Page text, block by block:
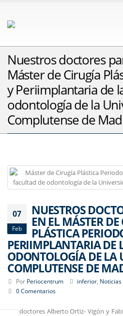
Nuestros doctores
Máster de Cirugía
y Periimplantaria de
odontología de la
Complutense de
07
Feb
NUESTROS
EN EL MÁSTER
PLÁSTICA
PERIIMPLANTARIA DE
ODONTOLOGÍA DE LA
COMPLUTENSE DE
Por Periocentrum inferior
0 Comentarios
Los doctores Alberto Ortiz- Vigón y